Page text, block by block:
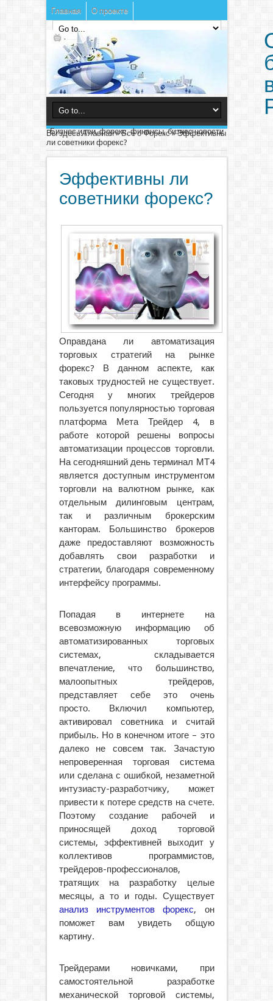
Главная О проекте
Бизнес идеи, форекс, финансы, бизнес новости
Вы здесь:Главная»Все о Форекс»Эффективны
ли советники форекс?
Эффективны ли
советники форекс?
Оправдана ли автоматизация
торговых стратегий на рынке
форекс? В данном аспекте, как
таковых трудностей не существует.
Сегодня у многих трейдеров
пользуется популярностью торговая
платформа Мета Трейдер 4, в
работе которой решены вопросы
автоматизации процессов торговли.
На сегодняшний день терминал МТ4
является доступным инструментом
торговли на валютном рынке, как
отдельным дилинговым центрам,
так и различным брокерским
канторам. Большинство брокеров
даже предоставляют возможность
добавлять свои разработки и
стратегии, благодаря современному
интерфейсу программы.
Попадая в интернете на
всевозможную информацию об
автоматизированных торговых
системах, складывается
впечатление, что большинство,
малоопытных трейдеров,
представляет себе это очень
просто. Включил компьютер,
активировал советника и считай
прибыль. Но в конечном итоге – это
далеко не совсем так. Зачастую
непроверенная торговая система
или сделана с ошибкой, незаметной
интузиасту-разработчику, может
привести к потере средств на счете.
Поэтому создание рабочей и
приносящей доход торговой
системы, эффективней выходит у
коллективов программистов,
трейдеров-профессионалов,
тратящих на разработку целые
месяцы, а то и годы. Существует
анализ инструментов форекс, он
поможет вам увидеть общую
картину.
Трейдерами новичками, при
самостоятельной разработке
механической торговой системы,